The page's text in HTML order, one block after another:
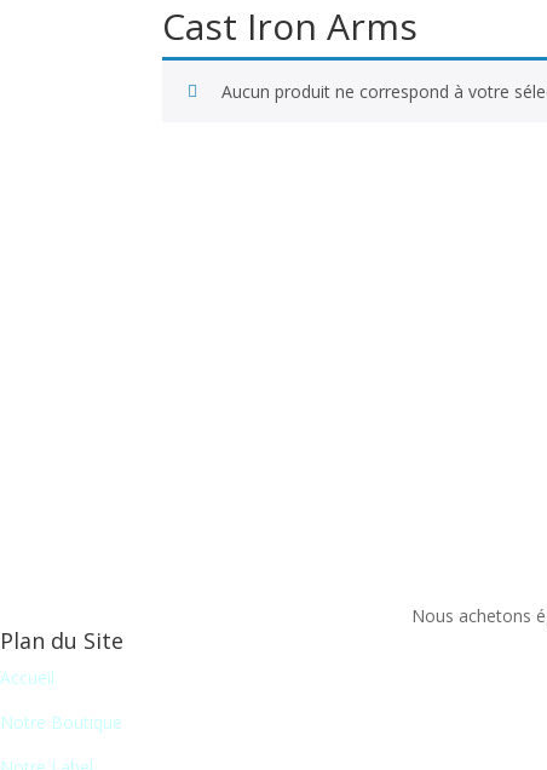
Cast Iron Arms
Aucun produit ne correspond à votre
Nous achetons
Plan du Site
Accueil
Notre Boutique